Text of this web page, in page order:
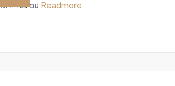
Readmore